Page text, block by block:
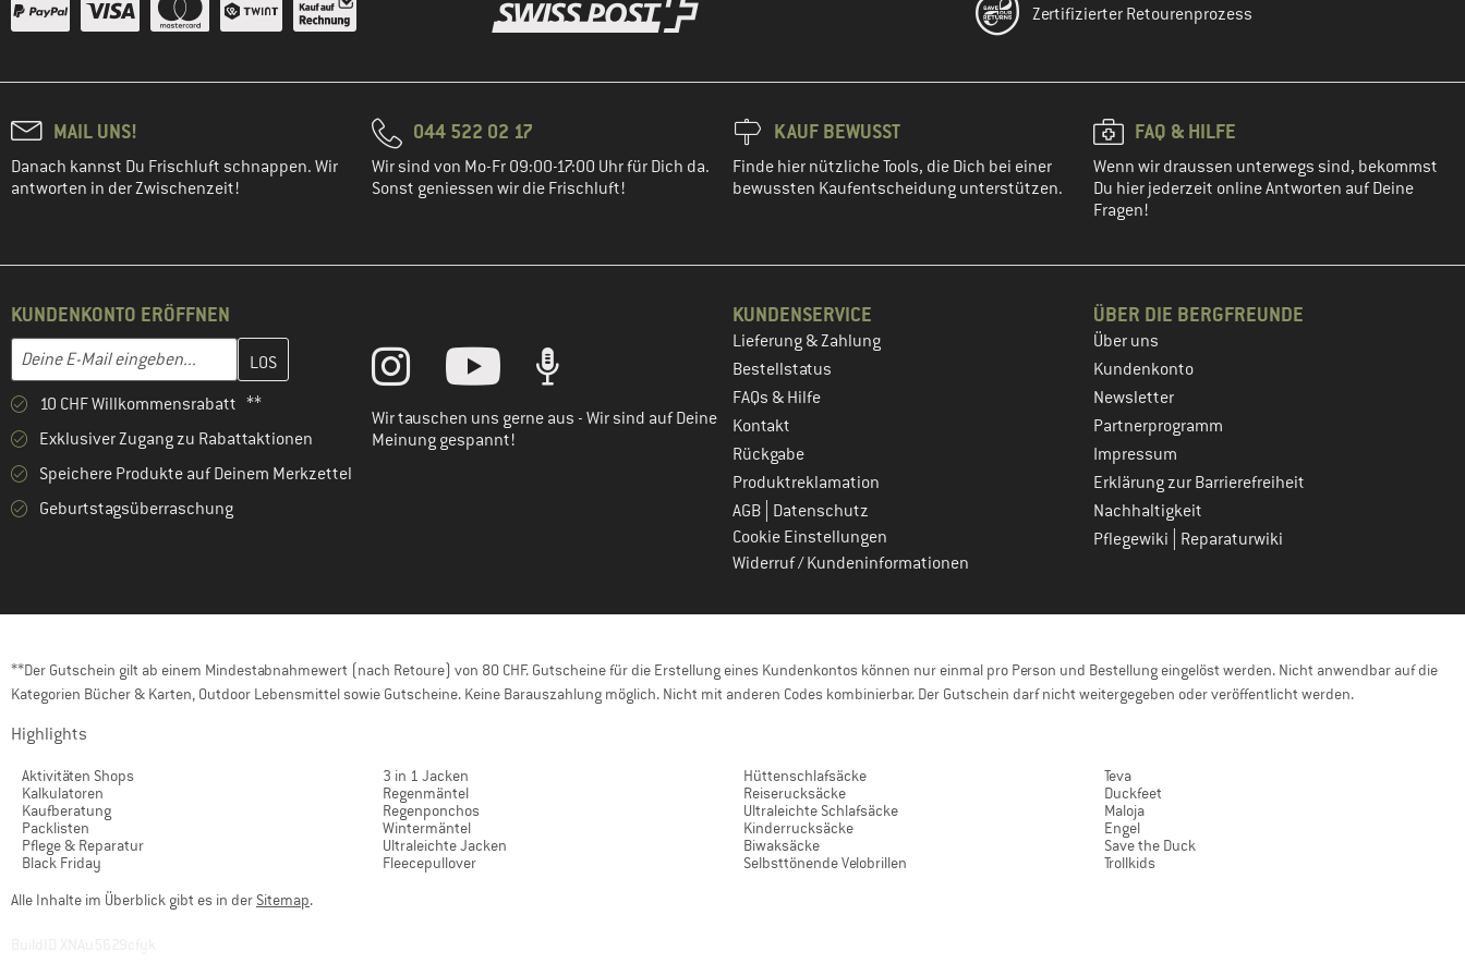
Zertifizierter Retourenprozess
MAIL UNS!
Danach kannst Du Frischluft schnappen. Wir
antworten in der Zwischenzeit!
044 522 02 17
Wir sind von Mo-Fr 09:00-17:00 Uhr für Dich da.
Sonst geniessen wir die Frischluft!
KAUF BEWUSST
Finde hier nützliche Tools, die Dich bei einer
bewussten Kaufentscheidung unterstützen.
FAQ & HILFE
Wenn wir draussen unterwegs sind, bekommst
Du hier jederzeit online Antworten auf Deine
Fragen!
KUNDENKONTO ERÖFFNEN
E-Mail-Adresse
Gib hier deine E-Mail-Adresse ein und erstelle im nächsten Schritt dein Kundenkonto
10 CHF Willkommensrabatt **
Exklusiver Zugang zu Rabattaktionen
Speichere Produkte auf Deinem Merkzettel
Geburtstagsüberraschung
Wir tauschen uns gerne aus - Wir sind auf Deine
Meinung gespannt!
KUNDENSERVICE
Lieferung & Zahlung
Bestellstatus
FAQs & Hilfe
Kontakt
Rückgabe
Produktreklamation
AGB Datenschutz
Cookie Einstellungen
Widerruf / Kundeninformationen
ÜBER DIE BERGFREUNDE
Über uns
Kundenkonto
Newsletter
Partnerprogramm
Impressum
Erklärung zur Barrierefreiheit
Nachhaltigkeit
Pflegewiki
Reparaturwiki
**Der Gutschein gilt ab einem Mindestabnahmewert (nach Retoure) von 80 CHF. Gutscheine für die Erstellung eines Kundenkontos können nur einmal pro Person und Bestellung eingelöst werden. Nicht anwendbar auf die
Kategorien Bücher & Karten, Outdoor Lebensmittel sowie Gutscheine. Keine Barauszahlung möglich. Nicht mit anderen Codes kombinierbar. Der Gutschein darf nicht weitergegeben oder veröffentlicht werden.
Highlights
Aktivitäten Shops
Kalkulatoren
Kaufberatung
Packlisten
Pflege & Reparatur
Black Friday
3 in 1 Jacken
Regenmäntel
Regenponchos
Wintermäntel
Ultraleichte Jacken
Fleecepullover
Hüttenschlafsäcke
Reiserucksäcke
Ultraleichte Schlafsäcke
Kinderrucksäcke
Biwaksäcke
Selbsttönende Velobrillen
Teva
Duckfeet
Maloja
Engel
Save the Duck
Trollkids
Alle Inhalte im Überblick gibt es in der Sitemap.